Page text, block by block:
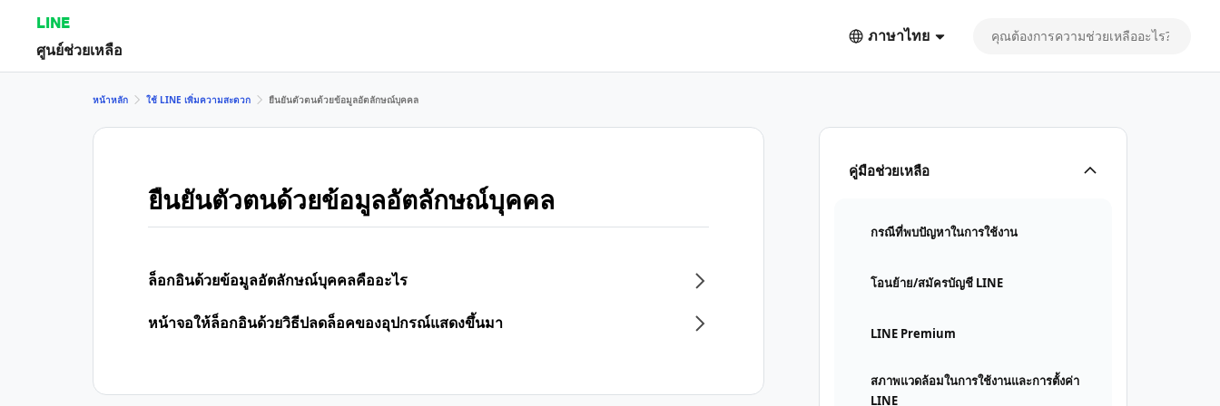
LINE
ศูนย์ช่วยเหลือ
ภาษาไทย
คู่มือช่วยเหลือ
กรณีที่พบปัญหาในการใช้งาน
โอนย้าย/สมัครบัญชี LINE
LINE Premium
สภาพแวดล้อมในการใช้งานและการตั้งค่า
LINE
หน้าหลัก ใช้ LINE เพิ่มความสะดวก ยืนยันตัวตนด้วยข้อมูลอัตลักษณ์บุคคล
ยืนยันตัวตนด้วยข้อมูลอัตลักษณ์บุคคล
ล็อกอินด้วยข้อมูลอัตลักษณ์บุคคลคืออะไร
หน้าจอให้ล็อกอินด้วยวิธีปลดล็อคของอุปกรณ์แสดงขึ้นมา